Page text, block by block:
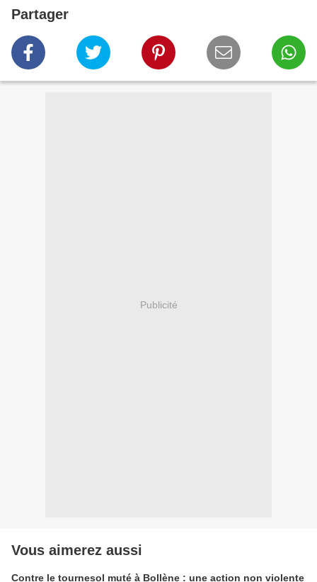
Partager
Publicité
Vous aimerez aussi
Contre le tournesol muté à Bollène : une action non violente